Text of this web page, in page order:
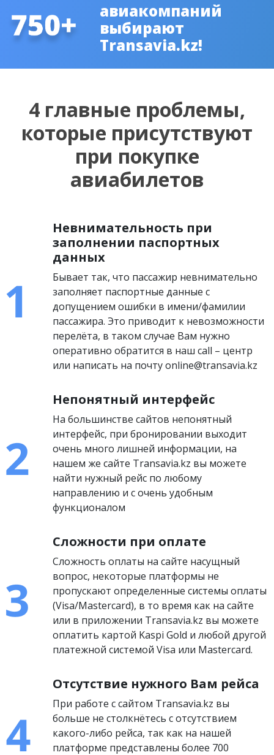
авиакомпаний
выбирают
Transavia.kz!
4 главные проблемы,
которые присутствуют
при покупке
авиабилетов
Невнимательность при
заполнении паспортных
данных
Бывает так, что пассажир невнимательно
заполняет паспортные данные с
допущением ошибки в имени/фамилии
пассажира. Это приводит к невозможности
перелёта, в таком случае Вам нужно
оперативно обратится в наш call – центр
или написать на почту online@transavia.kz
Непонятный интерфейс
На большинстве сайтов непонятный
интерфейс, при бронировании выходит
очень много лишней информации, на
нашем же сайте Transavia.kz вы можете
найти нужный рейс по любому
направлению и с очень удобным
функционалом
Сложности при оплате
Сложность оплаты на сайте насущный
вопрос, некоторые платформы не
пропускают определенные системы оплаты
(Visa/Mastercard), в то время как на сайте
или в приложении Transavia.kz вы можете
оплатить картой Kaspi Gold и любой другой
платежной системой Visa или Mastercard.
Отсутствие нужного Вам рейса
При работе с сайтом Transavia.kz вы
больше не столкнётесь с отсутствием
какого-либо рейса, так как на нашей
платформе представлены более 700